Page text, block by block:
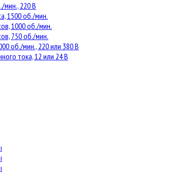
220 В
1500 об./мин.
1000 об./мин.
750 об./мин.
об./мин., 220 или 380 В
тока, 12 или 24 В